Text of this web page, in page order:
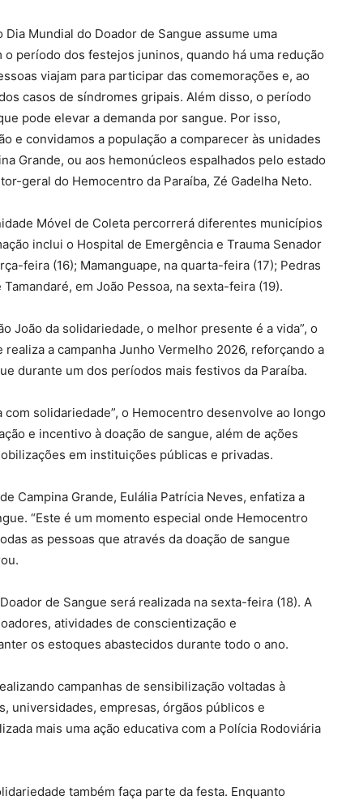
Mundial do Doador de Sangue assume uma
período dos festejos juninos, quando há uma redução
viajam para participar das comemorações e, ao
casos de síndromes gripais. Além disso, o período
pode elevar a demanda por sangue. Por isso,
e convidamos a população a comparecer às unidades
Grande, ou aos hemonúcleos espalhados pelo estado
geral do Hemocentro da Paraíba, Zé Gadelha Neto.
Móvel de Coleta percorrerá diferentes municípios
inclui o Hospital de Emergência e Trauma Senador
feira (16); Mamanguape, na quarta-feira (17); Pedras
em João Pessoa, na sexta-feira (19).
João da solidariedade, o melhor presente é a vida”, o
a campanha Junho Vermelho 2026, reforçando a
durante um dos períodos mais festivos da Paraíba.
com solidariedade”, o Hemocentro desenvolve ao longo
e incentivo à doação de sangue, além de ações
em instituições públicas e privadas.
Campina Grande, Eulália Patrícia Neves, enfatiza a
“Este é um momento especial onde Hemocentro
as pessoas que através da doação de sangue
de Sangue será realizada na sexta-feira (18). A
atividades de conscientização e
os estoques abastecidos durante todo o ano.
campanhas de sensibilização voltadas à
universidades, empresas, órgãos públicos e
mais uma ação educativa com a Polícia Rodoviária
também faça parte da festa. Enquanto